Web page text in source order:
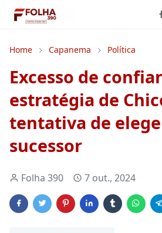
Home Capanema Política
Excesso de
estratégia de
tentativa de
sucessor
Folha 390 7 out., 2024